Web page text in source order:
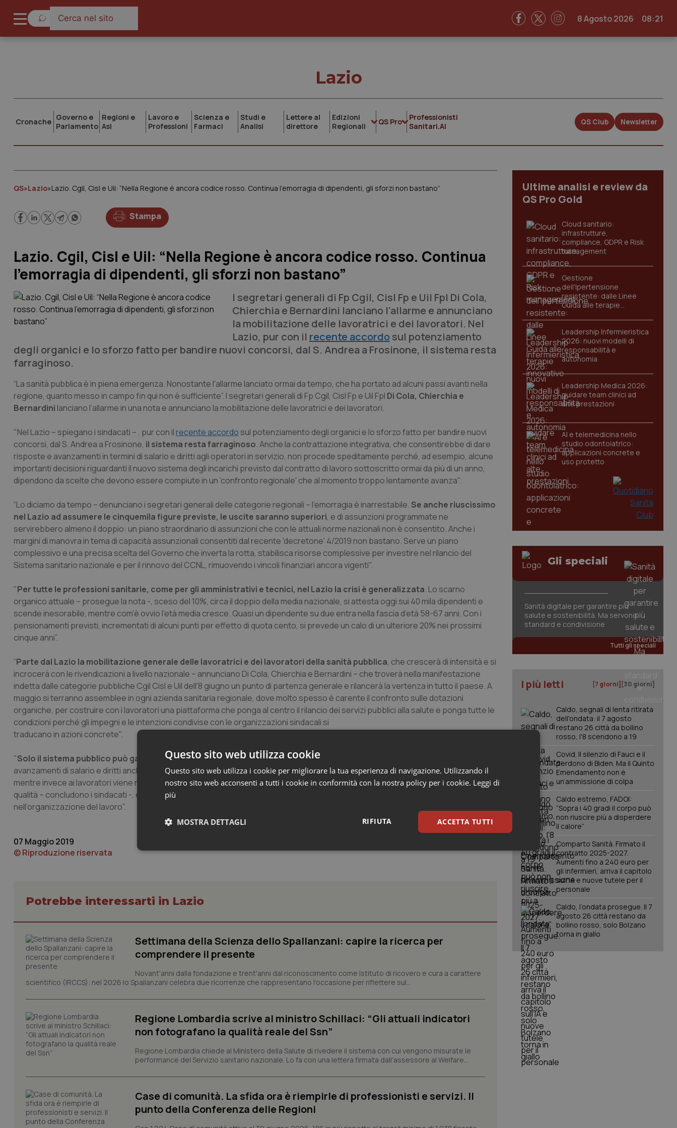
8 Agosto 2026 08:21
Lazio
Cronache Governo e
Parlamento
Regioni e
Asl
Lavoro e
Professioni
Scienza e
Farmaci
Studi e
Analisi
Lettere al
direttore
Edizioni
Regionali
QS Pro
Professionisti
Sanitari.AI
QS Club Newsletter
QS»Lazio»Lazio. Cgil, Cisl e Uil: “Nella Regione è ancora codice rosso. Continua l’emorragia di dipendenti, gli sforzi non bastano”
Stampa
Lazio. Cgil, Cisl e Uil: “Nella Regione è ancora codice rosso. Continua
l’emorragia di dipendenti, gli sforzi non bastano”
I segretari generali di Fp Cgil, Cisl Fp e Uil Fpl Di Cola,
Chierchia e Bernardini lanciano l’allarme e annunciano
la mobilitazione delle lavoratrici e dei lavoratori. Nel
Lazio, pur con il recente accordo sul potenziamento
degli organici e lo sforzo fatto per bandire nuovi concorsi, dal S. Andrea a Frosinone, il sistema resta
farraginoso.
“La sanità pubblica è in piena emergenza. Nonostante l'allarme lanciato ormai da tempo, che ha portato ad alcuni passi avanti nella
regione, quanto messo in campo fin qui non è sufficiente”. I segretari generali di Fp Cgil, Cisl Fp e Uil Fpl Di Cola, Chierchia e
Bernardini lanciano l’allarme in una nota e annunciano la mobilitazione delle lavoratrici e dei lavoratori.
"Nel Lazio – spiegano i sindacati – , pur con ilrecente accordo sul potenziamento degli organici e lo sforzo fatto per bandire nuovi
concorsi, dal S. Andrea a Frosinone, il sistema resta farraginoso. Anche la contrattazione integrativa, che consentirebbe di dare
risposte e avanzamenti in termini di salario e diritti agli operatori in servizio, non procede speditamente perché, ad esempio, alcune
importanti decisioni riguardanti il nuovo sistema degli incarichi previsto dal contratto di lavoro sottoscritto ormai da più di un anno,
dipendono da scelte che devono essere compiute in un 'confronto regionale' che al momento troppo lentamente avanza".
“Lo diciamo da tempo – denunciano i segretari generali delle categorie regionali – l’emorragia è inarrestabile. Se anche riuscissimo
nel Lazio ad assumere le cinquemila figure previste, le uscite saranno superiori, e di assunzioni programmate ne
servirebbero almeno il doppio: un piano straordinario di assunzioni che con le attuali norme nazionali non è consentito. Anche i
margini di manovra in tema di capacità assunzionali consentiti dal recente 'decretone' 4/2019 non bastano. Serve un piano
complessivo e una precisa scelta del Governo che inverta la rotta, stabilisca risorse complessive per investire nel rilancio del
Sistema sanitario nazionale e per il rinnovo del CCNL, rimuovendo i vincoli finanziari ancora vigenti".
"Per tutte le professioni sanitarie, come per gli amministrativi e tecnici, nel Lazio la crisi è generalizzata. Lo scarno
organico attuale – prosegue la nota -, sceso del 10%, circa il doppio della media nazionale, si attesta oggi sui 40 mila dipendenti e
scende inesorabile, mentre com’è ovvio l’età media cresce. Quasi un dipendente su due entra nella fascia d’età 58-67 anni. Con i
pensionamenti previsti, incrementati di alcuni punti per effetto di quota cento, si prevede un calo di un ulteriore 20% nei prossimi
cinque anni”.
“Parte dal Lazio la mobilitazione generale delle lavoratrici e dei lavoratori della sanità pubblica, che crescerà di intensità e si
incrocerà con le rivendicazioni a livello nazionale – annunciano Di Cola, Chierchia e Bernardini – che troverà nella manifestazione
indetta dalle categorie pubbliche Cgil Cisl e Uil dell'8 giugno un punto di partenza generale e rilancerà la vertenza in tutto il paese. A
maggio si terranno assemblee in ogni azienda sanitaria regionale, dove molto spesso è carente il confronto sulle dotazioni
organiche, per costruire con i lavoratori una piattaforma che ponga al centro il rilancio dei servizi pubblici alla salute e ponga tutte le
condizioni perché gli impegni e le intenzioni condivise con le organizzazioni sindacali si
traducano in azioni concrete".
"Solo il sistema pubblico può garantire diritti universali, primo tra tutti quello alla cura e alla tutela della salute, consentendo
avanzamenti di salario e diritti anche nella filiera privata, dove rivendichiamo un salario e diritto uguali a quelli della sanità pubblica,
mentre invece ai lavoratori viene negato un nuovo contratto da 12 anni, e riducendo esternalizzazioni e precariato. Per servizi di
qualità – concludono i sindacati -, è imprescindibile crescere sia in termini di numero di operatori che investire nella qualità e
nell’organizzazione del lavoro”.
07 Maggio 2019
© Riproduzione riservata
Potrebbe interessarti in Lazio
Settimana della Scienza dello Spallanzani: capire la ricerca per
comprendere il presente
Novant'anni dalla fondazione e trent'anni dal riconoscimento come Istituto di ricovero e cura a carattere
scientifico (IRCCS): nel 2026 lo Spallanzani celebra due ricorrenze che rappresentano l'occasione per riflettere sul...
Regione Lombardia scrive al ministro Schillaci: “Gli attuali indicatori
non fotografano la qualità reale del Ssn”
Regione Lombardia chiede al Ministero della Salute di rivedere il sistema con cui vengono misurate le
performance del Servizio sanitario nazionale. Lo fa con una lettera firmata dall'assessore al Welfare...
Case di comunità. La sfida ora è riempirle di professionisti e servizi. Il
punto della Conferenza delle Regioni
Ultime analisi e review da
QS Pro Gold
Cloud sanitario:
infrastrutture,
compliance, GDPR e Risk
management
Gestione
dell'Ipertensione
resistente: dalle Linee
Guida alle terapie
innovative
Leadership Infermieristica
2026: nuovi modelli di
responsabilità e
autonomia
Leadership Medica 2026:
guidare team clinici ad
alte prestazioni
AI e telemedicina nello
studio odontoiatrico:
applicazioni concrete e
uso protetto
Gli speciali
Sanità digitale per garantire più
salute e sostenibilità. Ma servono
standard e condivisione
Tutti gli speciali
I più letti [7 giorni] [30 giorni]
Caldo, segnali di lenta ritirata
dell'ondata: il 7 agosto
restano 26 città da bollino
rosso, l'8 scendono a 19
Covid. Il silenzio di Fauci e il
perdono di Biden. Ma il Quinto
Emendamento non è
un’ammissione di colpa
Caldo estremo, FADOI:
“Sopra i 40 gradi il corpo può
non riuscire più a disperdere
il calore”
Comparto Sanità. Firmato il
contratto 2025-2027.
Aumenti fino a 240 euro per
gli infermieri, arriva il capitolo
sull'IA e nuove tutele per il
personale
Caldo, l’ondata prosegue. Il 7
agosto 26 città restano da
bollino rosso, solo Bolzano
torna in giallo
Questo sito web utilizza cookie
Questo sito web utilizza i cookie per migliorare la tua esperienza di navigazione. Utilizzando il
nostro sito web acconsenti a tutti i cookie in conformità con la nostra policy per i cookie. Leggi di
più
ACCETTA TUTTI
RIFIUTA
MOSTRA DETTAGLI
Necessari Statistici Marketing
Necessari Statistici Marketing
I cookie necessari contribuiscono a rendere fruibile il sito web abilitandone funzionalità di base quali la navigazione sulle pagine
e l'accesso alle aree protette del sito. Il sito web non è in grado di funzionare correttamente senza questi cookie.
VISITOR_PRIVACY_METADATA
YouTube
.youtube.com
5 mesi 4
settimane
Questo cookie viene utilizzato per memorizzare le
scelte di consenso e privacy dell'utente per la loro
del visitatore riguardo a varie politiche e
preferenze siano onorate nelle sessioni future.
CookieScriptConsent
CookieScript
www.quotidianosanita.it
dei cookie di Cookie-Script.com funzioni
correttamente.
tracking-enable
settimane
abilitare il sistema di tracking anonimo.
tracking-sites-ironfish-
session-id
www.quotidianosanita.it
4
Questo cookie è impostato dall'applicazione per